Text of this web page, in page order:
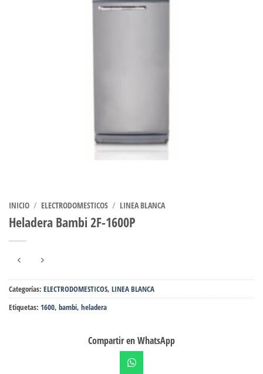
INICIO / ELECTRODOMESTICOS / LINEA BLANCA
Heladera Bambi 2F-1600P
Categorías: ELECTRODOMESTICOS, LINEA BLANCA
Etiquetas: 1600, bambi, heladera
Compartir en WhatsApp